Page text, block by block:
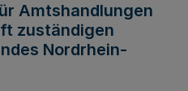
Amtshandlungen
zuständigen
Nordrhein-